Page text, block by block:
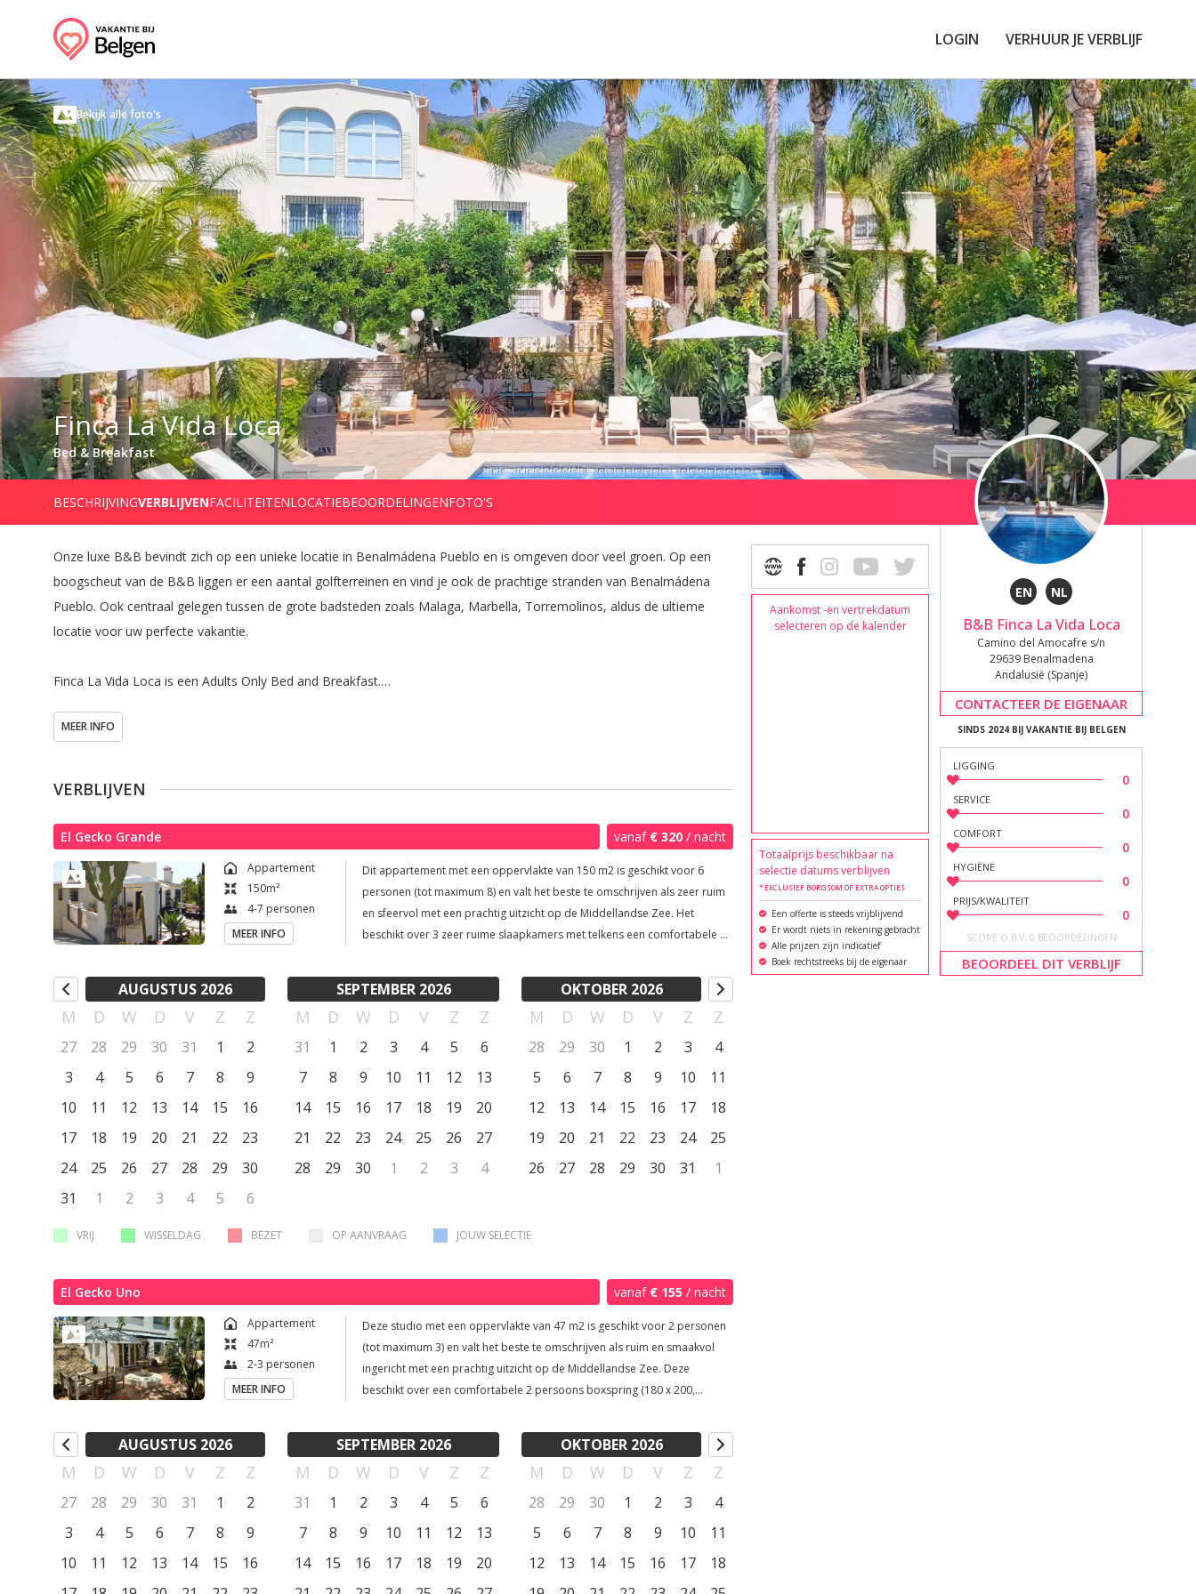
LOGIN VERHUUR JE VERBLIJF
Bekijk alle foto's
Finca La Vida Loca
Bed & Breakfast
BESCHRIJVINGVERBLIJVENFACILITEITENLOCATIEBEOORDELINGENFOTO'S
Onze luxe B&B bevindt zich op een unieke locatie in Benalmádena Pueblo en is omgeven door veel groen. Op een
boogscheut van de B&B liggen er een aantal golfterreinen en vind je ook de prachtige stranden van Benalmádena
Pueblo. Ook centraal gelegen tussen de grote badsteden zoals Malaga, Marbella, Torremolinos, aldus de ultieme
locatie voor uw perfecte vakantie.
Finca La Vida Loca is een Adults Only Bed and Breakfast.
prachtige stranden of om onder de stralende zon sportief aan de slag te gaan, bij Finca La Vida Loca zorgen we
MEER INFO
VERBLIJVEN
El Gecko Grande vanaf € 320 / nacht
Appartement
150m²
4-7 personen
MEER INFO
Dit appartement met een oppervlakte van 150 m2 is geschikt voor 6
personen (tot maximum 8) en valt het beste te omschrijven als zeer ruim
en sfeervol met een prachtig uitzicht op de Middellandse Zee. Het
beschikt over 3 zeer ruime slaapkamers met telkens een comfortabele 2
badkamers, een ruime keuken en een sfeervolle woonkamer voorzien
van 2 éénpersoons slaapbanken. De master bedroom heeft een ruime
en-suitebadkamer met douchecabine, een dubbele wastafel en een toilet.
De 2e slaapkamer en de 3e slaapkamer liggen vlak naast elkaar. Ook
appartement voorzien van draadloos internet en kan je tv kijken door
middel van een Google Chromecast. Ook niet onbelangrijk: alle
Buiten beschikt het appartement over een groot privéterras met lounge
set, een parasol en een eettafel. Dit alles maakt het plaatje compleet.
AUGUSTUS 2026
M D W D V Z Z
27 28 29 30 31 1
2
3
4 5 6 7 8
9
10
11 12 13 14 15
16
17
18 19 20 21 22
23
24
25 26 27 28 29
30
31
1 2 3 4 5 6
SEPTEMBER 2026
M D W D V Z Z
31 1 2 3 4 5
6
7
8 9 10 11 12
13
14
15 16 17 18 19
20
21
22 23 24 25 26
27
28
29 30 1 2 3 4
OKTOBER 2026
M D W D V Z Z
28 29 30 1 2 3
4
5
6 7 8 9 10
11
12
13 14 15 16 17
18
19
20 21 22 23 24
25
26
27 28 29 30 31 1
VRIJ WISSELDAG BEZET OP AANVRAAG JOUW SELECTIE
El Gecko Uno vanaf € 155 / nacht
Appartement
47m²
2-3 personen
MEER INFO
Deze studio met een oppervlakte van 47 m2 is geschikt voor 2 personen
(tot maximum 3) en valt het beste te omschrijven als ruim en smaakvol
ingericht met een prachtig uitzicht op de Middellandse Zee. Deze
beschikt over een comfortabele 2 persoons boxspring (180 x 200,
woonkamer voorzien van een éénpersoons slaapbank, een koelkast met
minibar en faciliteiten voor koffie of thee. De badkamer heeft een
inloopdouche met regendouche, een toilet en een wastafel. Verder is
deze voorzien van badhanddoeken (dagelijks vervangen door nieuwe),
worden voorzien. De studio wordt elke dag schoongemaakt. Op deze
manier bieden wij een echte hotelservice aan. Buiten beschikt de studio
AUGUSTUS 2026
M D W D V Z Z
27 28 29 30 31 1
2
3
4 5 6 7 8
9
10
11 12 13 14 15
16
SEPTEMBER 2026
M D W D V Z Z
31 1 2 3 4 5
6
7
8 9 10 11 12
13
14
15 16 17 18 19
20
OKTOBER 2026
M D W D V Z Z
28 29 30 1 2 3
4
5
6 7 8 9 10
11
12
13 14 15 16 17
18
Aankomst -en vertrekdatum
selecteren op de kalender
Totaalprijs beschikbaar na
selectie datums verblijven
* EXCLUSIEF BORGSOM OF EXTRA OPTIES
Een offerte is steeds vrijblijvend
Er wordt niets in rekening gebracht
Alle prijzen zijn indicatief
Boek rechtstreeks bij de eigenaar
EN NL
B&B Finca La Vida Loca
Camino del Amocafre s/n
29639 Benalmadena
Andalusië (Spanje)
CONTACTEER DE EIGENAAR
SINDS 2024 BIJ VAKANTIE BIJ BELGEN
LIGGING
0
SERVICE
0
COMFORT
0
HYGIËNE
0
PRIJS/KWALITEIT
0
SCORE O.B.V. 0 BEOORDELINGEN
BEOORDEEL DIT VERBLIJF